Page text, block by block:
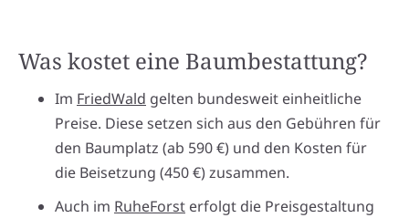
Was kostet eine Baumbestattung?
Im FriedWald gelten bundesweit einheitliche
Preise. Diese setzen sich aus den Gebühren für
den Baumplatz (ab 590 €) und den Kosten für
die Beisetzung (450 €) zusammen.
Auch im RuheForst erfolgt die Preisgestaltung